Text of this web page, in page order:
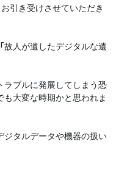
引き受けさせていただき
故人が遺したデジタルな遺
ラブルに発展してしまう恐
大変な時期かと思われま
ジタルデータや機器の扱い